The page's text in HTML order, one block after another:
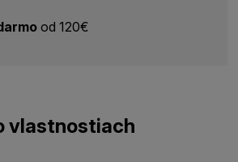
od 120€
vlastnostiach